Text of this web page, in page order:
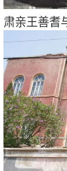
肃亲王善耆